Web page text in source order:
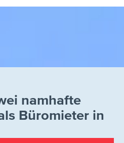
namhafte
Büromieter in